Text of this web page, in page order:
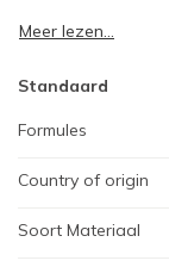
Meer lezen...
Standaard
Formules
Country of origin
Soort Materiaal